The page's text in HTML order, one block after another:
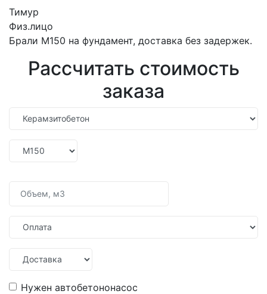
Тимур
Физ.лицо
Брали М150 на фундамент, доставка без задержек.
Рассчитать стоимость
заказа
Нужен автобетононасос